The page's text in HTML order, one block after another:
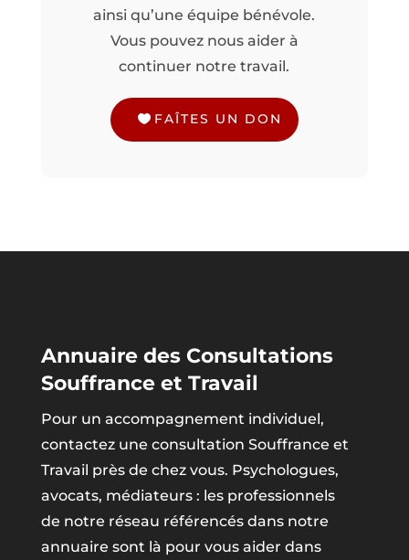
ainsi qu’une équipe bénévole.
Vous pouvez nous aider à
continuer notre travail.
FAÎTES UN DON
Annuaire des Consultations
Souffrance et Travail
Pour un accompagnement individuel,
contactez une consultation Souffrance et
Travail près de chez vous. Psychologues,
avocats, médiateurs : les professionnels
de notre réseau référencés dans notre
annuaire sont là pour vous aider dans